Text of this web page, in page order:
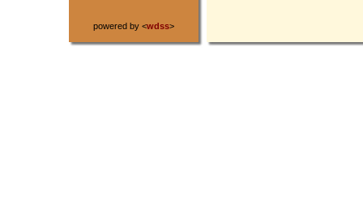
powered by <wdss>